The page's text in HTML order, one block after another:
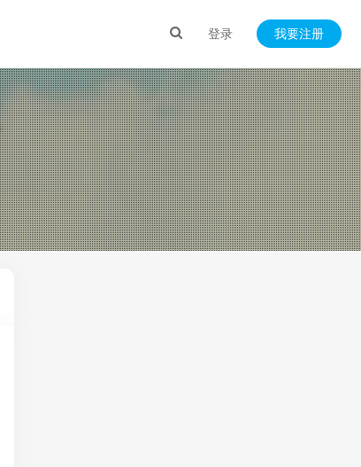
登录 我要注册